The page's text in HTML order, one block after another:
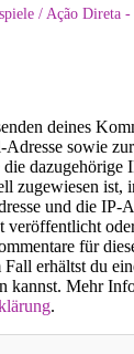
/ Ação Direta
deines
sowie
dazugehörige
zugewiesen ist,
und die IP-
veröffentlicht
für
Fall erhältst du
kannst. Mehr
.